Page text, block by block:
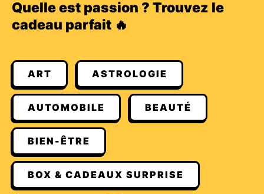
Quelle est passion ? Trouvez le
cadeau parfait 🔥
ART ASTROLOGIE
AUTOMOBILE BEAUTÉ
BIEN-ÊTRE
BOX & CADEAUX SURPRISE